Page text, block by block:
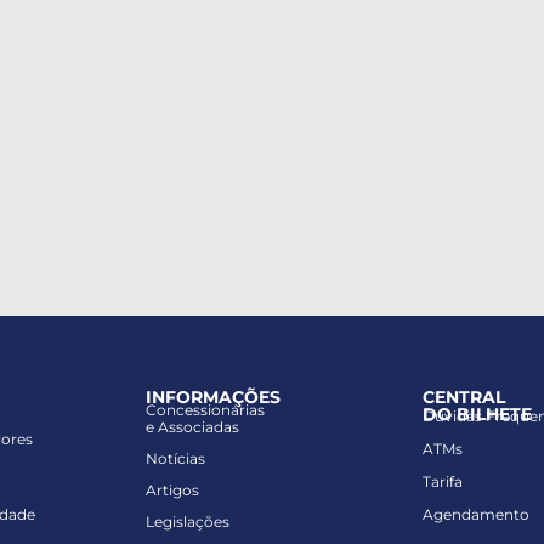
INFORMAÇÕES
Concessionárias
e Associadas
Notícias
Artigos
Legislações
CENTRAL
DO BILHETE
Dúvidas
ATMs
Tarifa
Agendamento